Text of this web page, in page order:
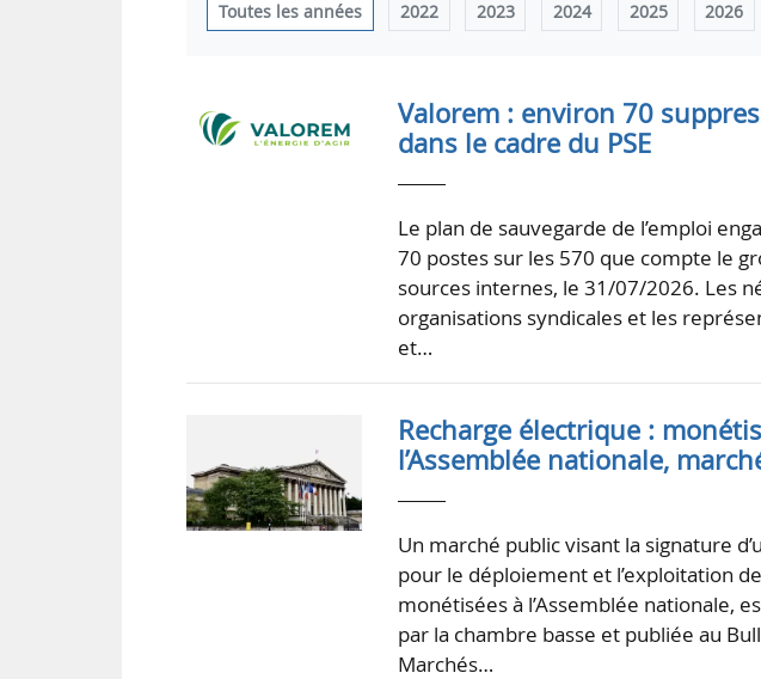
Toutes les années 2022 2023 2024 2025 2026
Valorem : environ 70
dans le cadre du PSE
Le plan de sauvegarde de l’emploi
70 postes sur les 570 que compte le
sources internes, le 31/07/2026. Les
organisations syndicales et les
et…
Recharge électrique :
l’Assemblée nationale,
Un marché public visant la signature
pour le déploiement et l’exploitation
monétisées à l’Assemblée nationale,
par la chambre basse et publiée au
Marchés…